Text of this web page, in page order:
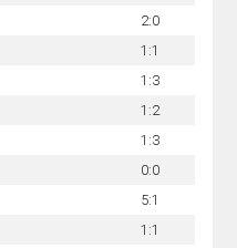
2:0
1:1
1:3
1:2
1:3
0:0
5:1
1:1